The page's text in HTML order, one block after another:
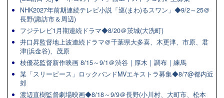
NHK2027年前期連続テレビ小説「巡(まわ)るスワン」◆9/2～25＠
長野(諏訪市＆周辺)
フジテレビ1月期連続ドラマ◆8/20＠茨城(大洗町)
井口昇監督地上波連続ドラマ＠千葉県大多喜、木更津、市原、君
津(浜金谷)、茂原
枝優花監督新作映画 8/15～9/1＠渋谷｜厚木｜調布｜練馬
某「スリーピース」ロックバンドMVエキストラ募集◆8/7@都内近
郊
渡辺直樹監督劇場映画◆8/18～9/9＠長野(小川村、大町市、松本